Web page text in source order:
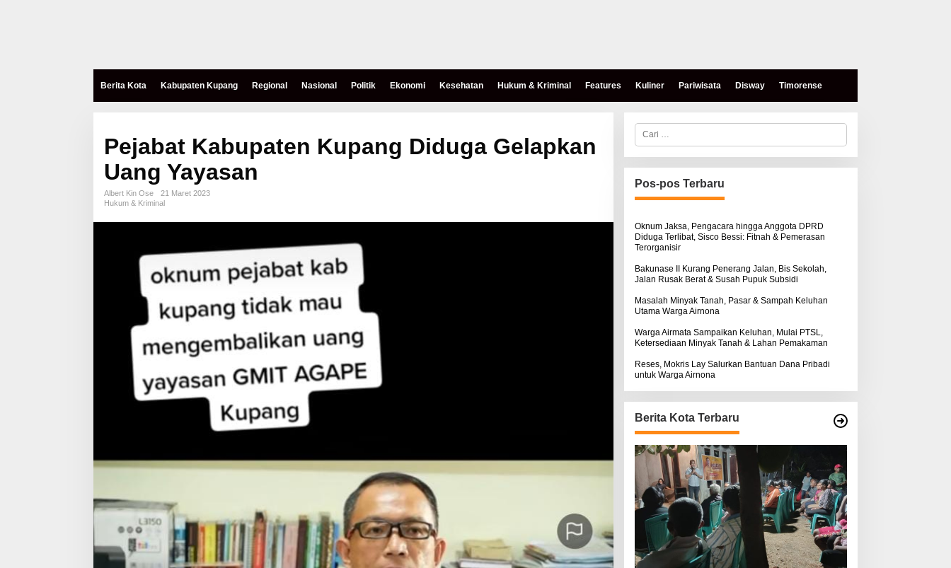
Berita Kota Kabupaten Kupang Regional Nasional Politik Ekonomi Kesehatan Hukum & Kriminal Features Kuliner Pariwisata Disway Timorense
Pejabat Kabupaten Kupang Diduga Gelapkan
Uang Yayasan
Albert Kin Ose
21 Maret 2023
Hukum & Kriminal
C
r
i
u
n
u
:
Pos-pos Terbaru
Oknum Jaksa, Pengacara hingga Anggota DPRD
Diduga Terlibat, Sisco Bessi: Fitnah & Pemerasan
Terorganisir
Bakunase II Kurang Penerang Jalan, Bis Sekolah,
Jalan Rusak Berat & Susah Pupuk Subsidi
Masalah Minyak Tanah, Pasar & Sampah Keluhan
Utama Warga Airnona
Warga Airmata Sampaikan Keluhan, Mulai PTSL,
Ketersediaan Minyak Tanah & Lahan Pemakaman
Reses, Mokris Lay Salurkan Bantuan Dana Pribadi
untuk Warga Airnona
Berita Kota Terbaru